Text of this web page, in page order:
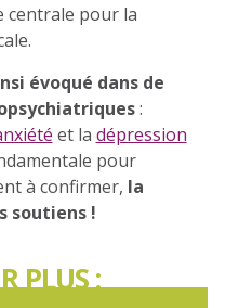
centrale pour la
évoqué dans de
:
et la dépression
pour
à confirmer, la
soutiens !
PLUS :